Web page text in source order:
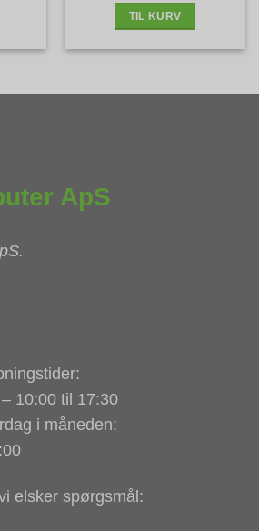
TIL KURV
ApS
.
10:00 til 17:30
i måneden:
elsker spørgsmål: